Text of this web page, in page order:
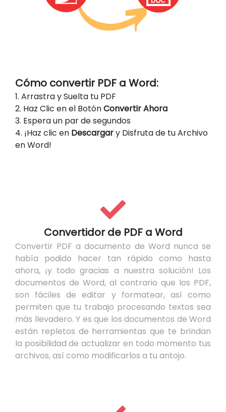
Cómo convertir PDF a Word:
1. Arrastra y Suelta tu PDF
2. Haz Clic en el BotónConvertir Ahora
3. Espera un par de segundos
4. ¡Haz clic en Descargary Disfruta de tu Archivo
en Word!
Convertidor de PDF a Word
Convertir PDF a documento de Word nunca se
había podido hacer tan rápido como hasta
ahora, ¡y todo gracias a nuestra solución! Los
documentos de Word, al contrario que los PDF,
son fáciles de editar y formatear, así como
permiten que tu trabajo procesando textos sea
más llevadero. Y es que los documentos de Word
están repletos de herramientas que te brindan
la posibilidad de actualizar en todo momento tus
archivos, así como modificarlos a tu antojo.